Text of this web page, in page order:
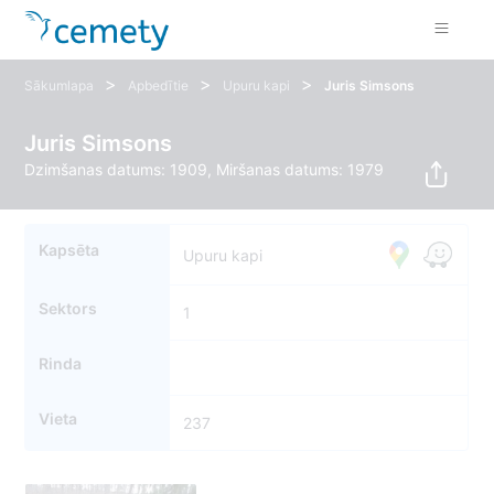
Sākumlapa > Apbedītie > Upuru kapi > Juris Simsons
Juris Simsons
Dzimšanas datums: 1909, Miršanas datums: 1979
Kapsēta Upuru kapi
Sektors 1
Rinda
Vieta 237